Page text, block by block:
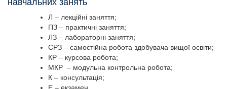
навчальних занять
Л – лекційні заняття;
ПЗ – практичні заняття;
ЛЗ – лабораторні заняття;
СРЗ – самостійна робота здобувача вищої освіти;
КР – курсова робота;
МКР – модульна контрольна робота;
К – консультація;